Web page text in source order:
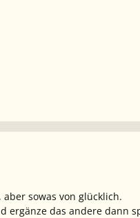
sowas von glücklich.
ergänze das andere dann